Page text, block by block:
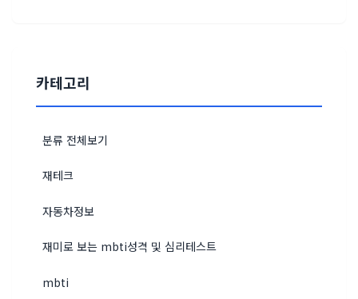
카테고리
분류 전체보기
재테크
자동차정보
재미로 보는 mbti성격 및 심리테스트
mbti